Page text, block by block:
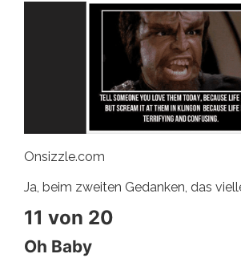
Onsizzle.com
Ja, beim zweiten Gedanken, das
11 von 20
Oh Baby